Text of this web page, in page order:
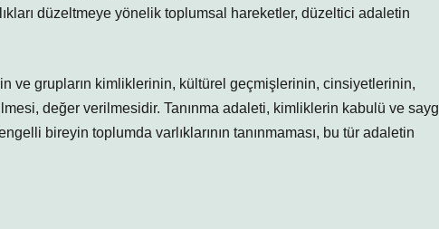
düzeltmeye yönelik toplumsal hareketler, düzeltici adaletin
ve grupların kimliklerinin, kültürel geçmişlerinin, cinsiyetlerinin,
değer verilmesidir. Tanınma adaleti, kimliklerin kabulü ve
bireyin toplumda varlıklarının tanınmaması, bu tür adaletin